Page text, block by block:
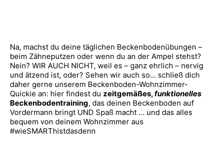
Na, machst du deine täglichen Beckenbodenübungen –
beim Zähneputzen oder wenn du an der Ampel stehst?
Nein? WIR AUCH NICHT, weil es – ganz ehrlich – nervig
und ätzend ist, oder? Sehen wir auch so… schließ dich
daher gerne unserem Beckenboden-Wohnzimmer-
Quickie an: hier findest du zeitgemäßes,funktionelles
Beckenbodentraining, das deinen Beckenboden auf
Vordermann bringt UND Spaß macht … und das alles
bequem von deinem Wohnzimmer aus
#wieSMARThistdasdenn